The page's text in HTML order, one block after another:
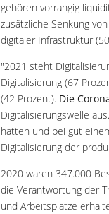
gehören vorrangig
zusätzliche Senkung
digitaler Infrastruktur
"2021 steht
Digitalisierung (67
(42 Prozent). Die
Digitalisierungswelle
hatten und bei gut
Digitalisierung der
2020 waren 347.000
die Verantwortung der
und Arbeitsplätze